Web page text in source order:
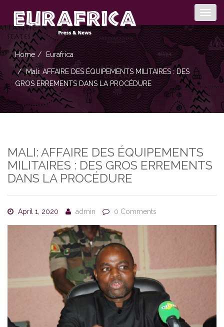
Home Eurafrica
Mali: AFFAIRE DES ÉQUIPEMENTS MILITAIRES : DES
GROS ERREMENTS DANS LA PROCÉDURE
MALI: AFFAIRE DES ÉQUIPEMENTS
MILITAIRES : DES GROS ERREMENTS
DANS LA PROCÉDURE
April 1, 2020 admin 0 Comments